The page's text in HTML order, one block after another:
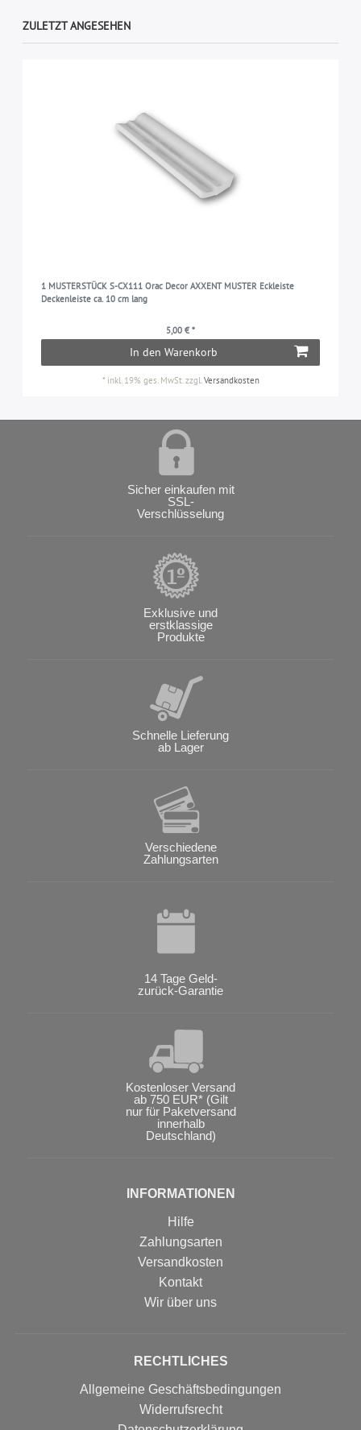
ZULETZT ANGESEHEN
1 MUSTERSTÜCK S-CX111 Orac Decor AXXENT MUSTER Eckleiste
Deckenleiste ca. 10 cm lang
5,00 € *
In den Warenkorb
* inkl. 19% ges. MwSt.zzgl.Versandkosten
Sicher einkaufen mit
SSL-
Verschlüsselung
Exklusive und
erstklassige
Produkte
Schnelle Lieferung
ab Lager
Verschiedene
Zahlungsarten
14 Tage Geld-
zurück-Garantie
Kostenloser Versand
ab 750 EUR* (Gilt
nur für Paketversand
innerhalb
Deutschland)
INFORMATIONEN
Hilfe
Zahlungsarten
Versandkosten
Kontakt
Wir über uns
RECHTLICHES
Allgemeine Geschäftsbedingungen
Widerrufsrecht